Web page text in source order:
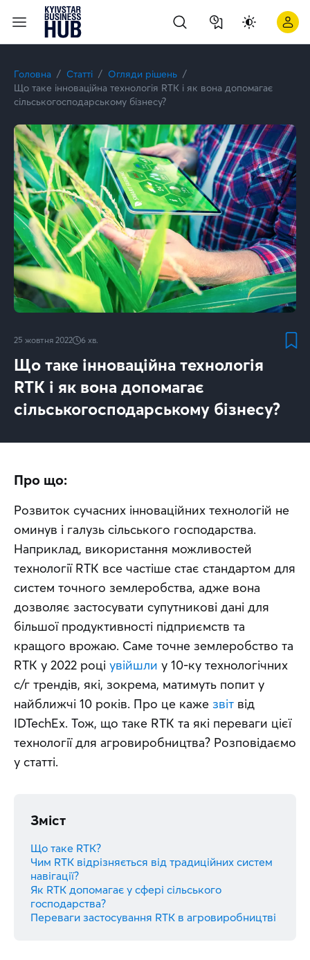
Головна Статті
Огляди рішень
Що таке інноваційна технологія RTK і як вона допомагає
сільськогосподарському бізнесу?
25 жовтня 2022 6 хв.
Що таке інноваційна технологія
RTK і як вона допомагає
сільськогосподарському бізнесу?
Про що:
Розвиток сучасних інноваційних технологій не
оминув і галузь сільського господарства.
Наприклад, використання можливостей
технології RTK все частіше стає стандартом для
систем точного землеробства, адже вона
дозволяє застосувати супутникові дані для
більшої продуктивності підприємств та
кращого врожаю. Саме точне землеробство та
RTK у 2022 році увійшли у 10-ку технологічних
с/г трендів, які, зокрема, матимуть попит у
найближчі 10 років. Про це каже звіт від
IDTechEx. Тож, що таке RTK та які переваги цієї
технології для агровиробництва? Розповідаємо
у статті.
Зміст
Що таке RTK?
Чим RTK відрізняється від традиційних систем
навігації?
Як RTK допомагає у сфері сільського
господарства?
Переваги застосування RTK в агровиробництві
Що таке інноваційна технологія RTK в сільському